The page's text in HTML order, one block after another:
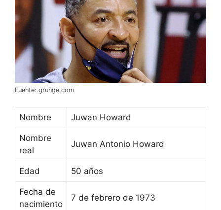
Fuente: grunge.com
Nombre Juwan Howard
Nombre
real
Juwan Antonio Howard
Edad 50 años
Fecha de
nacimiento
7 de febrero de 1973